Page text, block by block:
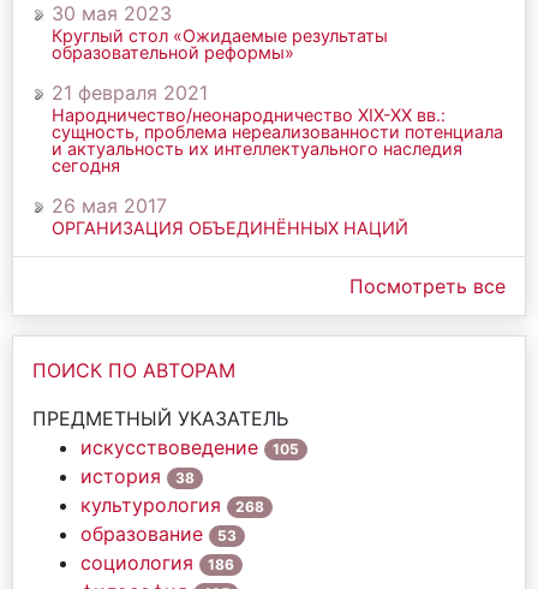
30 мая 2023
Круглый стол «Ожидаемые результаты
образовательной реформы»
21 февраля 2021
Народничество/неонародничество ХIХ-ХХ вв.:
сущность, проблема нереализованности потенциала
и актуальность их интеллектуального наследия
сегодня
26 мая 2017
ОРГАНИЗАЦИЯ ОБЪЕДИНЁННЫХ НАЦИЙ
Посмотреть все
ПОИСК ПО АВТОРАМ
ПРЕДМЕТНЫЙ УКАЗАТЕЛЬ
искусствоведение
105
история 38
культурология 268
образование 53
социология 186